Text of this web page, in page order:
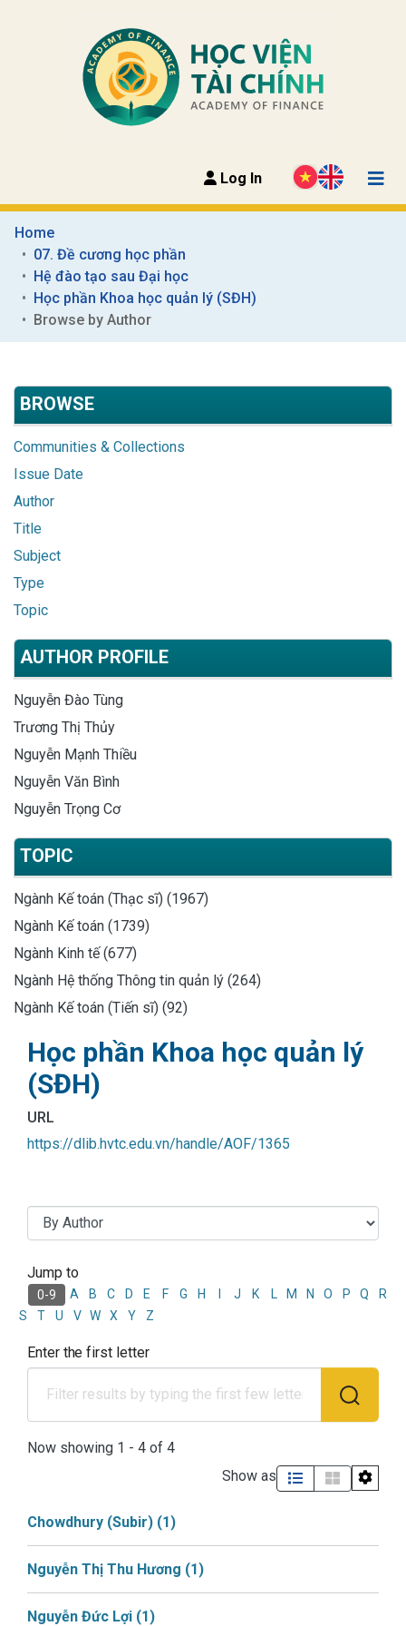
Log In
Home
07. Đề cương học phần
Hệ đào tạo sau Đại học
Học phần Khoa học quản lý (SĐH)
Browse by Author
BROWSE
Communities & Collections
Issue Date
Author
Title
Subject
Type
Topic
AUTHOR PROFILE
Nguyễn Đào Tùng
Trương Thị Thủy
Nguyễn Mạnh Thiều
Nguyễn Văn Bình
Nguyễn Trọng Cơ
TOPIC
Ngành Kế toán (Thạc sĩ) (1967)
Ngành Kế toán (1739)
Ngành Kinh tế (677)
Ngành Hệ thống Thông tin quản lý (264)
Ngành Kế toán (Tiến sĩ) (92)
Học phần Khoa học quản lý
(SĐH)
URL
https://dlib.hvtc.edu.vn/handle/AOF/1365
Browsing Học phần Khoa
Jump to
0-9 A B C D E F G H J K L M N O P Q
R
S
T U V W X Y Z
Enter the first letter
Now showing 1 - 4 of 4
Show as
Chowdhury (Subir) (1)
Nguyễn Thị Thu Hương (1)
Nguyễn Đức Lợi (1)